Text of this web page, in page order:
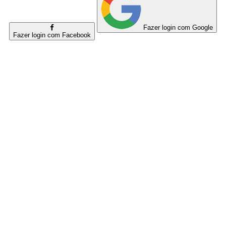
Fazer login com Facebook
Fazer login com Google